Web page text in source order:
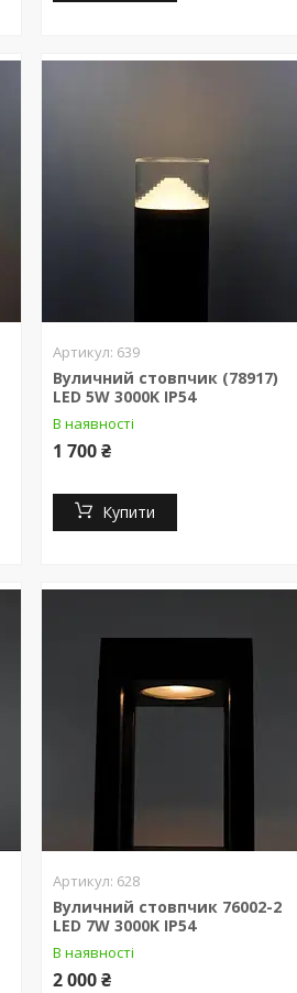
639
Вуличний стовпчик (78917)
LED 5W 3000K IP54
В наявності
1 700 ₴
Купити
628
Вуличний стовпчик 76002-2
LED 7W 3000K IP54
В наявності
2 000 ₴